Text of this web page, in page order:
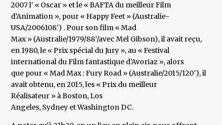
2007 l’ « Oscar » et le « BAFTA du meilleur Film
d’Animation », pour « Happy Feet » (Australie-
USA/2006108′) . Pour son film « Mad
Max » (Australie/1979/88’/avec Mel Gibson), il avait reçu,
en 1980, le « Prix spécial du Jury », au « Festival
international du Film fantastique d’Avoriaz », alors
que pour « Mad Max : Fury Road » (Australie/2015/120′), il
avait obtenu, en 2015, les « Prix du meilleur
Réalisateur » à Boston, Los
Angeles, Sydney et Washington DC.